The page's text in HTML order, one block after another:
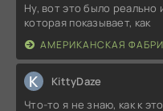
Ну, вот это было реально
которая показывает, как
АМЕРИКАНСКАЯ
K KittyDaze
Что-то я не знаю, как к